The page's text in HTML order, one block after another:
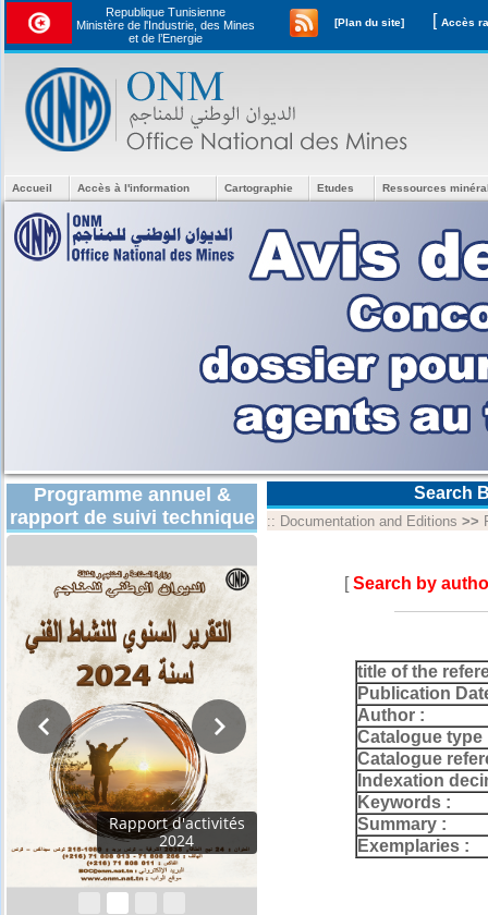
Republique Tunisienne
Ministère de l'Industrie, des Mines
et de l’Energie
[Plan du site] [
Accueil Accès à l'information Cartographie Etudes Ressources
Programme annuel &
rapport de suivi technique
Rapport d'activités
2024
Search
:: Documentation and Editions >>
[Search by
title of the
Publication
Author :
Catalogue type
Catalogue
Indexation
Keywords :
Summary :
Exemplaries :